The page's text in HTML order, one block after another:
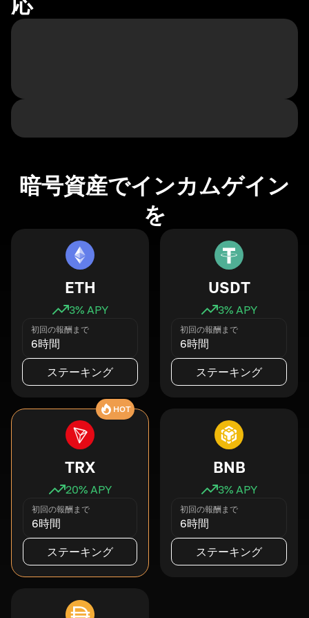
暗号資産でインカムゲイン
を
ETH
3% APY
初回の報酬まで
6時間
ステーキング
USDT
3% APY
初回の報酬まで
6時間
ステーキング
HOT
TRX
20% APY
初回の報酬まで
6時間
ステーキング
BNB
3% APY
初回の報酬まで
6時間
ステーキング